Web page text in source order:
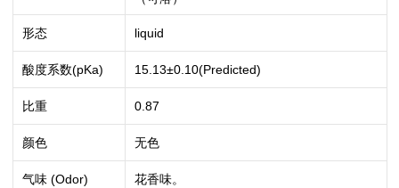
形态 liquid
酸度系数(pKa) 15.13±0.10(Predicted)
比重 0.87
颜色 无色
气味 (Odor) 花香味。